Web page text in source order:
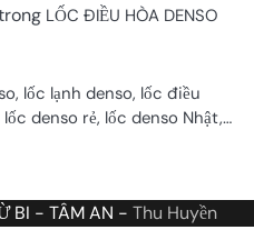
LỐC ĐIỀU HÒA DENSO
lốc lạnh denso, lốc điều
denso rẻ, lốc denso Nhật,…
BI - TÂM AN - Thu Huyền